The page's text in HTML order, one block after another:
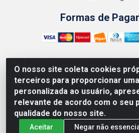
O nosso site coleta cookies
terceiros para proporcionar
personalizada ao usuário,
relevante de acordo com o seu
qualidade do nosso site.
Aceitar Negar não
Formas de
NUTRY MAX COMÉRCIO DE
LTDA - RUA DO FEIJÃO, 721
CNPJ: 15.796.122/